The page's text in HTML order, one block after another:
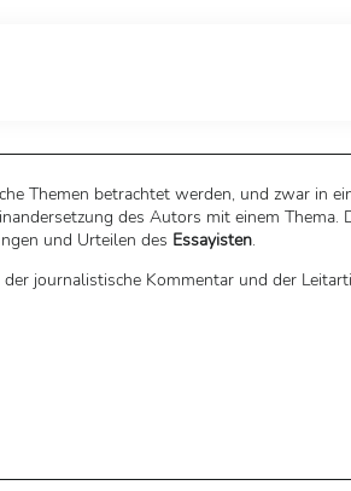
Themen betrachtet werden, und zwar in
des Autors mit einem Thema.
und Urteilen des Essayisten.
journalistische Kommentar und der